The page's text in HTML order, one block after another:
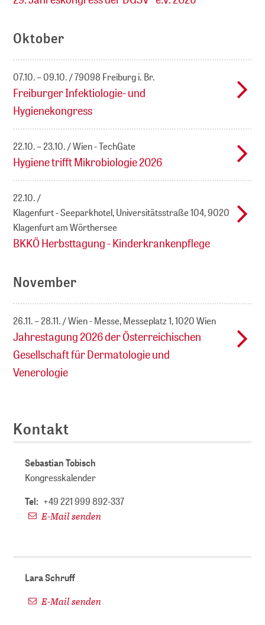
Oktober
07.10. – 09.10. 79098 Freiburg i. Br.
Freiburger Infektiologie- und
Hygienekongress
22.10. – 23.10. Wien - TechGate
Hygiene trifft Mikrobiologie 2026
22.10.
Klagenfurt - Seeparkhotel, Universitätsstraße 104, 9020
Klagenfurt am Wörthersee
BKKÖ Herbsttagung - Kinderkrankenpflege
November
26.11. – 28.11. Wien - Messe, Messeplatz 1, 1020 Wien
Jahrestagung 2026 der Österreichischen
Gesellschaft für Dermatologie und
Venerologie
Kontakt
Sebastian Tobisch
Kongresskalender
Tel: +49 221 999 892-337
E-Mail senden
Lara Schruff
E-Mail senden